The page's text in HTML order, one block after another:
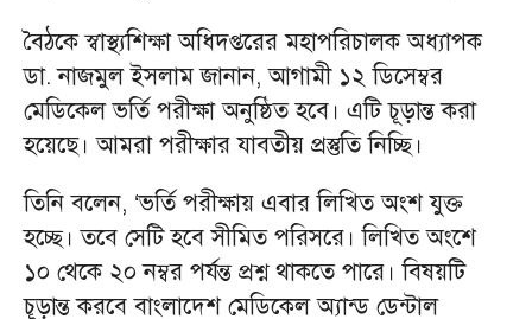
বৈঠকে স্বাস্থ্যশিক্ষা অধিদপ্তরের মহাপরিচালক অধ্যাপক
ডা. নাজমুল ইসলাম জানান, আগামী ১২ ডিসেম্বর
মেডিকেল ভর্তি পরীক্ষা অনুষ্ঠিত হবে। এটি চূড়ান্ত করা
হয়েছে। আমরা পরীক্ষার যাবতীয় প্রস্তুতি নিচ্ছি।
তিনি বলেন, ‘ভর্তি পরীক্ষায় এবার লিখিত অংশ যুক্ত
হচ্ছে। তবে সেটি হবে সীমিত পরিসরে। লিখিত অংশে
১০ থেকে ২০ নম্বর পর্যন্ত প্রশ্ন থাকতে পারে। বিষয়টি
চূড়ান্ত করবে বাংলাদেশ মেডিকেল অ্যান্ড ডেন্টাল